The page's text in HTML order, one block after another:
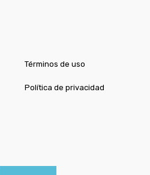
Términos de uso
Política de privacidad